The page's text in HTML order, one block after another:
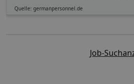
Quelle: germanpersonnel.de
Job-